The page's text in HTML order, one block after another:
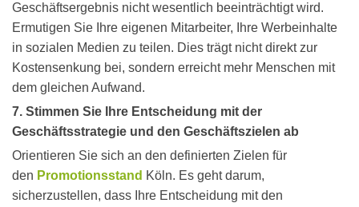
Geschäftsergebnis nicht wesentlich beeinträchtigt wird.
Ermutigen Sie Ihre eigenen Mitarbeiter, Ihre Werbeinhalte
in sozialen Medien zu teilen. Dies trägt nicht direkt zur
Kostensenkung bei, sondern erreicht mehr Menschen mit
dem gleichen Aufwand.
7. Stimmen Sie Ihre Entscheidung mit der
Geschäftsstrategie und den Geschäftszielen ab
Orientieren Sie sich an den definierten Zielen für
den Promotionsstand Köln. Es geht darum,
sicherzustellen, dass Ihre Entscheidung mit den